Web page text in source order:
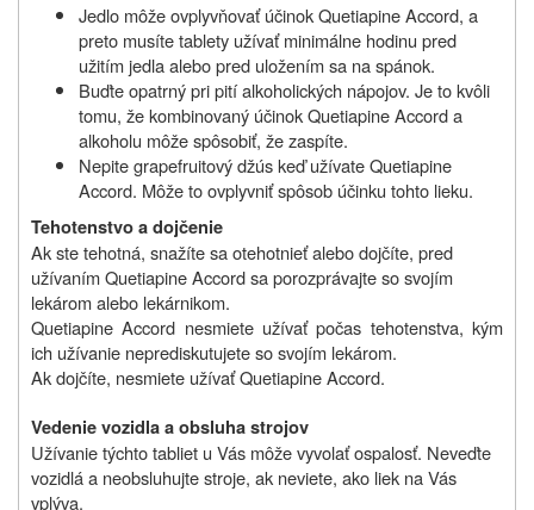
Jedlo môže ovplyvňovať účinok Quetiapine Accord, a
preto musíte tablety užívať minimálne hodinu pred
užitím jedla alebo pred uložením sa na spánok.
Buďte opatrný pri pití alkoholických nápojov. Je to kvôli
tomu, že kombinovaný účinok Quetiapine Accord a
alkoholu môže spôsobiť, že zaspíte.
Nepite grapefruitový džús keď užívate Quetiapine
Accord. Môže to ovplyvniť spôsob účinku tohto lieku.
Tehotenstvo a dojčenie
Ak ste tehotná, snažíte sa otehotnieť alebo dojčíte, pred
užívaním Quetiapine Accord sa porozprávajte so svojím
lekárom alebo lekárnikom.
Quetiapine Accord nesmiete užívať počas tehotenstva, kým
ich užívanie neprediskutujete so svojím lekárom.
Ak dojčíte, nesmiete užívať Quetiapine Accord.
Vedenie vozidla a obsluha strojov
Užívanie týchto tabliet u Vás môže vyvolať ospalosť. Neveďte
vozidlá a neobsluhujte stroje, ak neviete, ako liek na Vás
vplýva.